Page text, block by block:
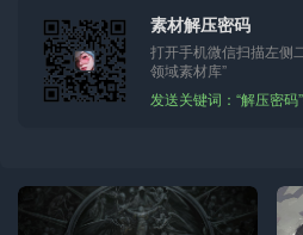
素材解压密码
打开手机微信扫描左侧
领域素材库”
发送关键词：“解压密码